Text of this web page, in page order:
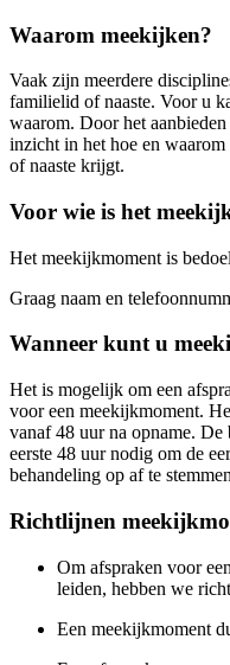
Waarom meekijken?
Vaak zijn meerdere
familielid of naaste. Voor u
waarom. Door het
inzicht in het hoe en
of naaste krijgt.
Voor wie is het
Het meekijkmoment is
Graag naam en
Wanneer kunt u
Het is mogelijk om een
voor een meekijkmoment.
vanaf 48 uur na opname. De
eerste 48 uur nodig om de
behandeling op af te
Richtlijnen
Om afspraken voor
leiden, hebben we
Een meekijkmoment